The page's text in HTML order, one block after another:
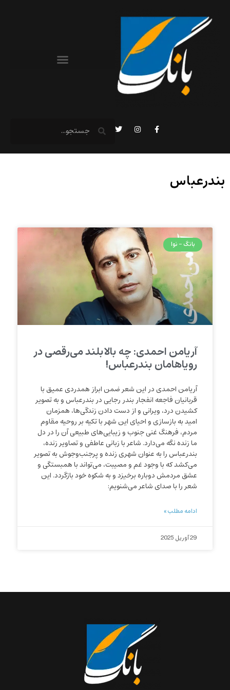
بندرعباس
بانگ - نوا
آریامن احمدی: چه بالابلند می‌رقصی در
رویاهامان بندرعباس!
آریامن احمدی در این شعر ضمن ابراز همدردی عمیق با
قربانیان فاجعه انفجار بندر رجایی در بندرعباس و به تصویر
کشیدن درد، ویرانی و از دست دادن زندگی‌ها، همزمان
امید به بازسازی و احیای این شهر با تکیه بر روحیه مقاوم
مردم، فرهنگ غنی جنوب و زیبایی‌های طبیعی آن را در دل
ما زنده نگه می‌دارد. شاعر با زبانی عاطفی و تصاویر زنده،
بندرعباس را به عنوان شهری زنده و پرجنب‌وجوش به تصویر
می‌کشد که با وجود غم و مصیبت، می‌تواند با همبستگی و
عشق مردمش دوباره برخیزد و به شکوه خود بازگردد. این
شعر را با صدای شاعر می‌شنویم:
ادامه مطلب »
29 آوریل 2025